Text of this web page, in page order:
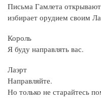
Письма Гамлета
избирает орудием своим
Король
Я буду направлять вас.
Лаэрт
Направляйте.
Но только не старайтесь